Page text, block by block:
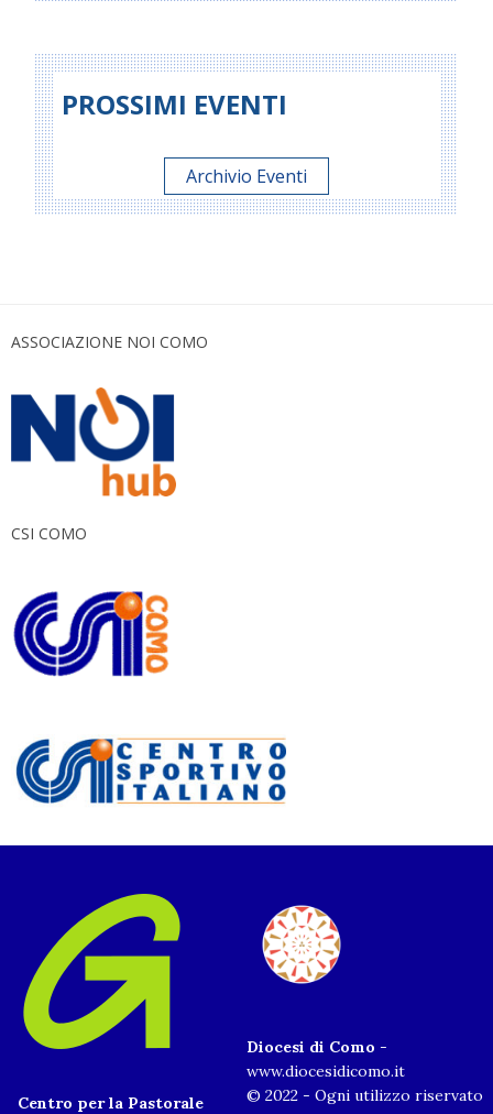
PROSSIMI EVENTI
Archivio Eventi
ASSOCIAZIONE NOI COMO
CSI COMO
Centro per la Pastorale
Diocesi di Como -
www.diocesidicomo.it
© 2022 - Ogni utilizzo riservato